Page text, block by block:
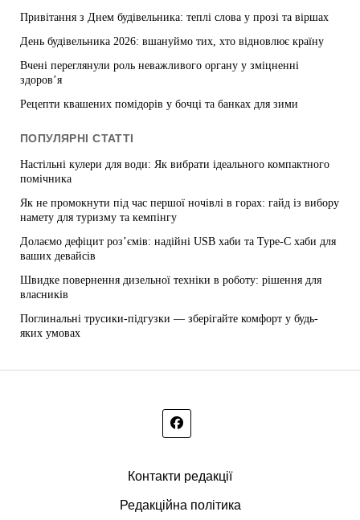
Привітання з Днем будівельника: теплі слова у прозі та віршах
День будівельника 2026: вшануймо тих, хто відновлює країну
Вчені переглянули роль неважливого органу у зміцненні
здоров’я
Рецепти квашених помідорів у бочці та банках для зими
ПОПУЛЯРНІ СТАТТІ
Настільні кулери для води: Як вибрати ідеального компактного
помічника
Як не промокнути під час першої ночівлі в горах: гайд із вибору
намету для туризму та кемпінгу
Долаємо дефіцит роз’ємів: надійні USB хаби та Type-C хаби для
ваших девайсів
Швидке повернення дизельної техніки в роботу: рішення для
власників
Поглинальні трусики-підгузки — зберігайте комфорт у будь-
яких умовах
Контакти редакції
Редакційна політика